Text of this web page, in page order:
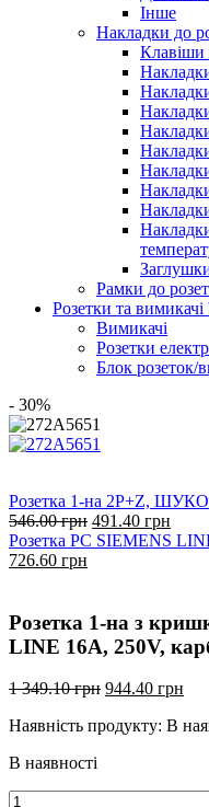
Інше
Накладки до
Клавіши
Рамки до
Розетки та
Вимикачі
Розетки
Блок розеток/
- 30%
Розетка 1-на 2P+Z,
546.00грн Оригінальна
ціна:
491.40 грн
ціна:
Розетка PC SIEMENS
Оригінальна
037.90
грн.
726.60 грн
грн.
Розетка 1-на з
LINE 16А, 250V,
1 349.10грн Оригінальна
1
944.40 грн
Наявність продукту: В
В наявності
Розетка